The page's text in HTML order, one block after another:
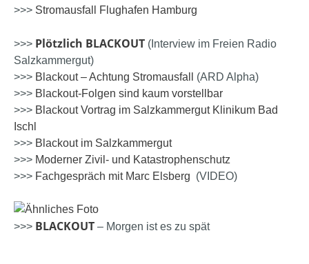
>>> Stromausfall Flughafen Hamburg
>>> Plötzlich BLACKOUT (Interview im Freien Radio
Salzkammergut)
>>> Blackout – Achtung Stromausfall
(ARD Alpha)
>>> Blackout-Folgen sind kaum vorstellbar
>>> Blackout Vortrag im Salzkammergut Klinikum Bad
Ischl
>>> Blackout im Salzkammergut
>>> Moderner Zivil- und Katastrophenschutz
>>> Fachgespräch mit Marc Elsberg (VIDEO)
>>> BLACKOUT – Morgen ist es zu spät